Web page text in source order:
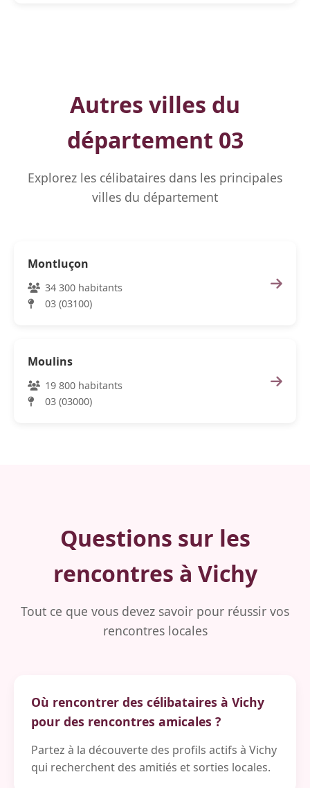
Autres villes du
département 03
Explorez les célibataires dans les principales
villes du département
Montluçon
34 300 habitants
03 (03100)
Moulins
19 800 habitants
03 (03000)
Questions sur les
rencontres à Vichy
Tout ce que vous devez savoir pour réussir vos
rencontres locales
Où rencontrer des célibataires à Vichy
pour des rencontres amicales ?
Partez à la découverte des profils actifs à Vichy
qui recherchent des amitiés et sorties locales.